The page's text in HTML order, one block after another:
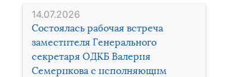
14.07.2026
Состоялась рабочая встреча
заместителя Генерального
секретаря ОДКБ Валерия
Семерикова с исполняющим